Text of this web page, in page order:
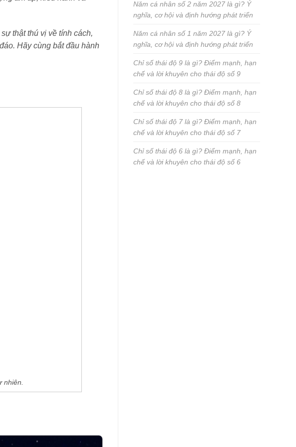
thật thú vị về tính cách,
Hãy cùng bắt đầu hành
Năm cá nhân số 2 năm 2027 là gì? Ý
nghĩa, cơ hội và định hướng phát triển
Năm cá nhân số 1 năm 2027 là gì? Ý
nghĩa, cơ hội và định hướng phát triển
Chỉ số thái độ 9 là gì? Điểm mạnh, hạn
chế và lời khuyên cho thái độ số 9
Chỉ số thái độ 8 là gì? Điểm mạnh, hạn
chế và lời khuyên cho thái độ số 8
Chỉ số thái độ 7 là gì? Điểm mạnh, hạn
chế và lời khuyên cho thái độ số 7
Chỉ số thái độ 6 là gì? Điểm mạnh, hạn
chế và lời khuyên cho thái độ số 6